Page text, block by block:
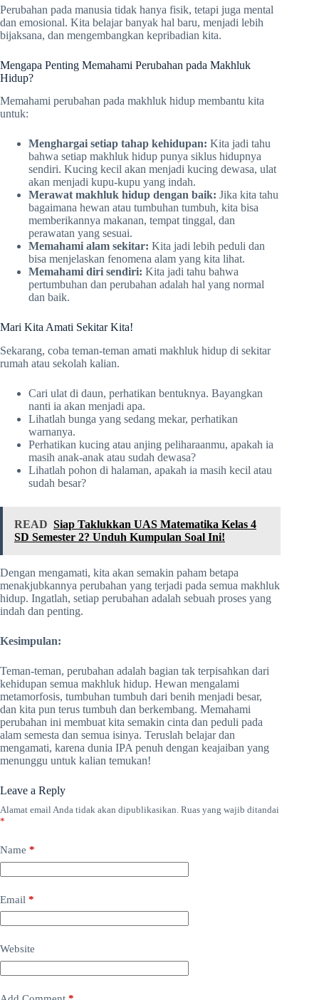
Perubahan pada manusia tidak hanya fisik, tetapi juga mental
dan emosional. Kita belajar banyak hal baru, menjadi lebih
bijaksana, dan mengembangkan kepribadian kita.
Mengapa Penting Memahami Perubahan pada Makhluk
Hidup?
Memahami perubahan pada makhluk hidup membantu kita
untuk:
Menghargai setiap tahap kehidupan: Kita jadi tahu
bahwa setiap makhluk hidup punya siklus hidupnya
sendiri. Kucing kecil akan menjadi kucing dewasa, ulat
akan menjadi kupu-kupu yang indah.
Merawat makhluk hidup dengan baik: Jika kita tahu
bagaimana hewan atau tumbuhan tumbuh, kita bisa
memberikannya makanan, tempat tinggal, dan
perawatan yang sesuai.
Memahami alam sekitar: Kita jadi lebih peduli dan
bisa menjelaskan fenomena alam yang kita lihat.
Memahami diri sendiri: Kita jadi tahu bahwa
pertumbuhan dan perubahan adalah hal yang normal
dan baik.
Mari Kita Amati Sekitar Kita!
Sekarang, coba teman-teman amati makhluk hidup di sekitar
rumah atau sekolah kalian.
Cari ulat di daun, perhatikan bentuknya. Bayangkan
nanti ia akan menjadi apa.
Lihatlah bunga yang sedang mekar, perhatikan
warnanya.
Perhatikan kucing atau anjing peliharaanmu, apakah ia
masih anak-anak atau sudah dewasa?
Lihatlah pohon di halaman, apakah ia masih kecil atau
sudah besar?
READ Siap Taklukkan UAS Matematika Kelas 4
SD Semester 2? Unduh Kumpulan Soal Ini!
Dengan mengamati, kita akan semakin paham betapa
menakjubkannya perubahan yang terjadi pada semua makhluk
hidup. Ingatlah, setiap perubahan adalah sebuah proses yang
indah dan penting.
Kesimpulan:
Teman-teman, perubahan adalah bagian tak terpisahkan dari
kehidupan semua makhluk hidup. Hewan mengalami
metamorfosis, tumbuhan tumbuh dari benih menjadi besar,
dan kita pun terus tumbuh dan berkembang. Memahami
perubahan ini membuat kita semakin cinta dan peduli pada
alam semesta dan semua isinya. Teruslah belajar dan
mengamati, karena dunia IPA penuh dengan keajaiban yang
menunggu untuk kalian temukan!
Leave a Reply
Alamat email Anda tidak akan dipublikasikan. Ruas yang wajib ditandai
*
Name *
Email *
Website